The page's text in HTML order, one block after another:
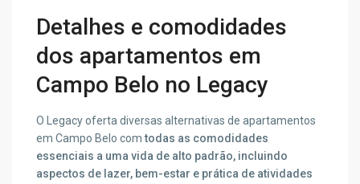
Detalhes e comodidades
dos apartamentos em
Campo Belo no Legacy
O Legacy oferta diversas alternativas de apartamentos
em Campo Belo comtodas as comodidades
essenciais a uma vida de alto padrão, incluindo
aspectos de lazer, bem-estar e prática de atividades